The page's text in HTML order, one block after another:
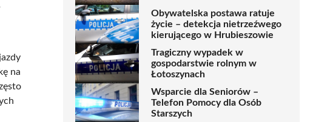
na
Obywatelska postawa ratuje
życie – detekcja nietrzeźwego
kierującego w Hrubieszowie
Tragiczny wypadek w
gospodarstwie rolnym w
Łotoszynach
Wsparcie dla Seniorów –
Telefon Pomocy dla Osób
Starszych